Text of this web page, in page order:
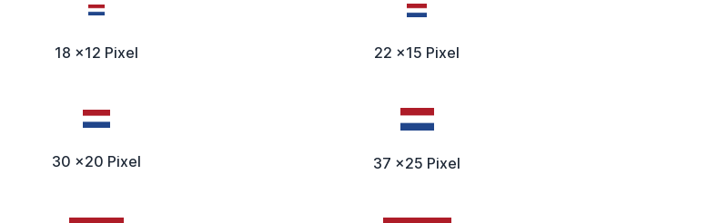
18 x12 Pixel 22 x15 Pixel
30 x20 Pixel 37 x25 Pixel